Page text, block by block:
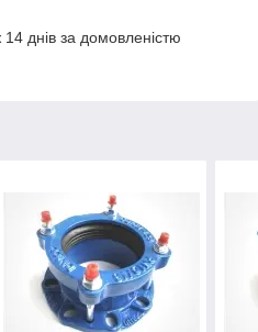
днів за домовленістю